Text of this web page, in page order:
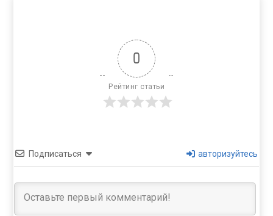
0
Рейтинг статьи
Подписаться авторизуйтесь